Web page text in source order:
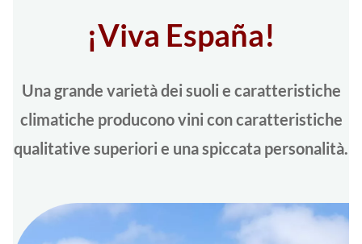
¡Viva España!
Una grande varietà dei suoli e caratteristiche
climatiche producono vini con caratteristiche
qualitative superiori e una spiccata personalità.